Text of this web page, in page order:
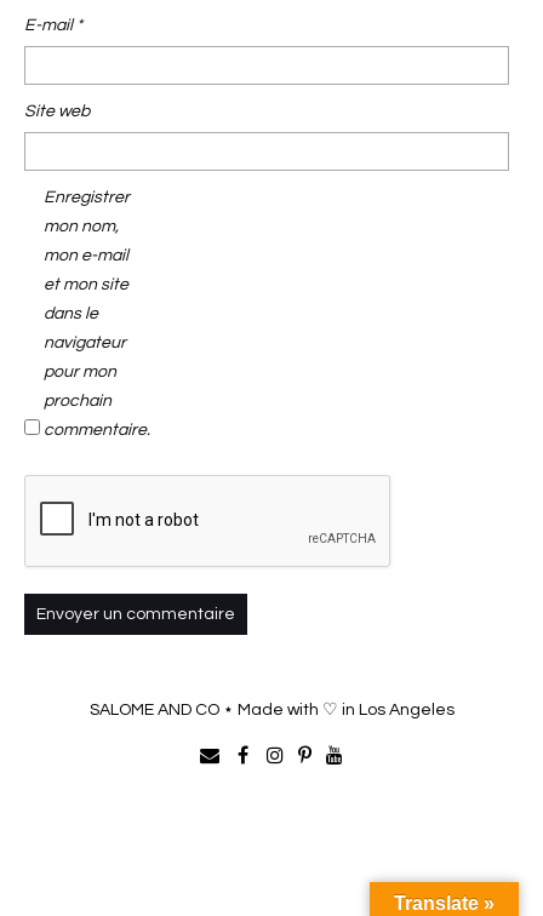
E-mail *
Site web
Enregistrer
mon nom,
mon e-mail
et mon site
dans le
navigateur
pour mon
prochain
commentaire.
SALOME AND CO ⋆ Made with ♡ in Los Angeles
Translate »